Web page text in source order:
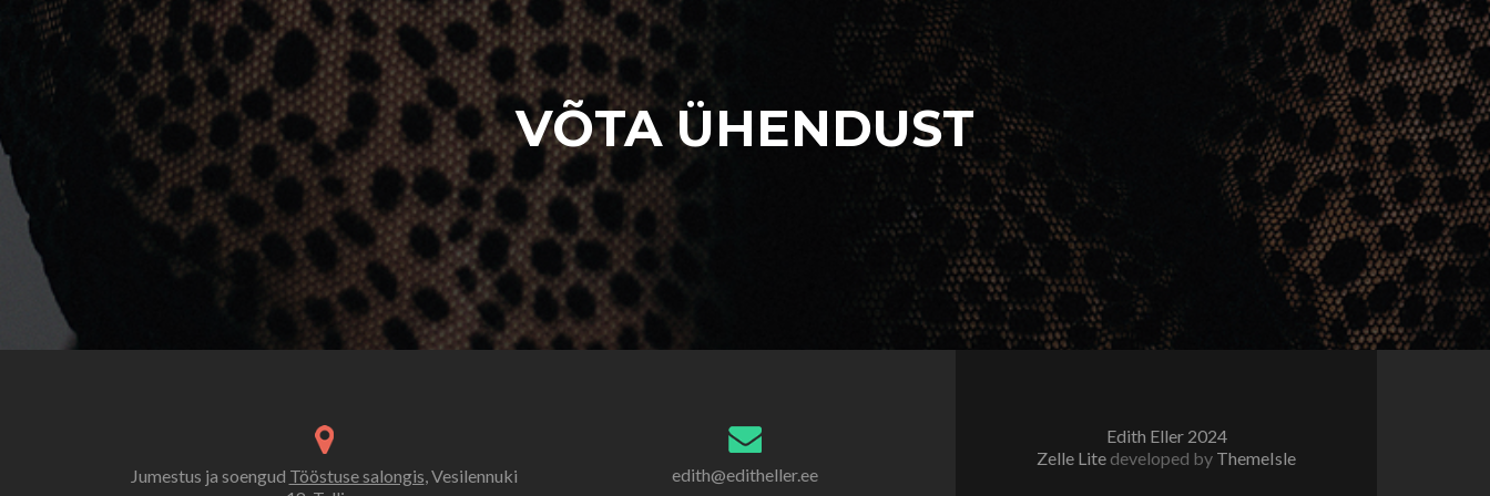
VÕTA ÜHENDUST
Jumestus ja soengud Tööstuse salongis, Vesilennuki
edith@editheller.ee
Edith Eller 2024
Zelle Lite developed by ThemeIsle